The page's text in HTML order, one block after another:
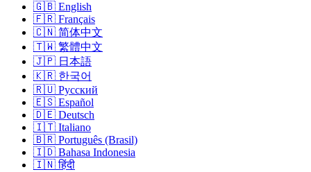
🇬🇧 English
🇫🇷 Français
🇨🇳 简体中文
🇹🇼 繁體中文
🇯🇵 日本語
🇰🇷 한국어
🇷🇺 Русский
🇪🇸 Español
🇩🇪 Deutsch
🇮🇹 Italiano
🇧🇷 Português (Brasil)
🇮🇩 Bahasa Indonesia
🇮🇳 हिंदी